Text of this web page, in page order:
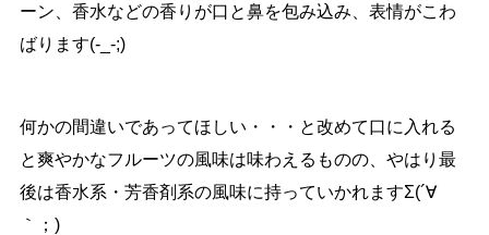
ーン、香水などの香りが口と鼻を包み込み、表情がこわ
ばります(-_-;)
何かの間違いであってほしい・・・と改めて口に入れる
と爽やかなフルーツの風味は味わえるものの、やはり最
後は香水系・芳香剤系の風味に持っていかれますΣ(´∀
｀；)